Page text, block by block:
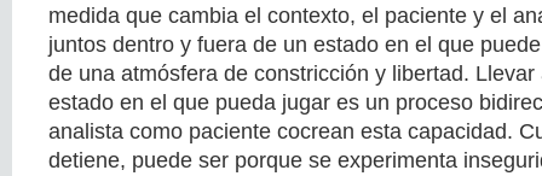
medida que cambia el contexto, el paciente y el
juntos dentro y fuera de un estado en el que
de una atmósfera de constricción y libertad.
estado en el que pueda jugar es un proceso
analista como paciente cocrean esta capacidad.
detiene, puede ser porque se experimenta